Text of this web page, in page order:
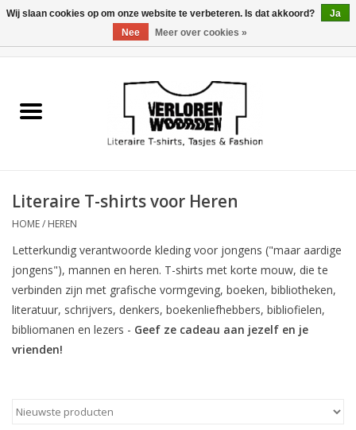
Heren
Tasjes
Meest verkocht
Verkooppunten
Literaire T-shirts voor Heren
HOME/ HEREN
Letterkundig verantwoorde kleding voor jongens ("maar aardige
jongens"), mannen en heren. T-shirts met korte mouw, die te
verbinden zijn met grafische vormgeving, boeken, bibliotheken,
literatuur, schrijvers, denkers, boekenliefhebbers, bibliofielen,
bibliomanen en lezers - Geef ze cadeau aan jezelf en je
vrienden!
Wij slaan cookies op om onze website te verbeteren. Is dat akkoord?
Ja
Nee
Meer over cookies »